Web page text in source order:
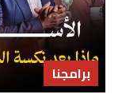
برامجنا